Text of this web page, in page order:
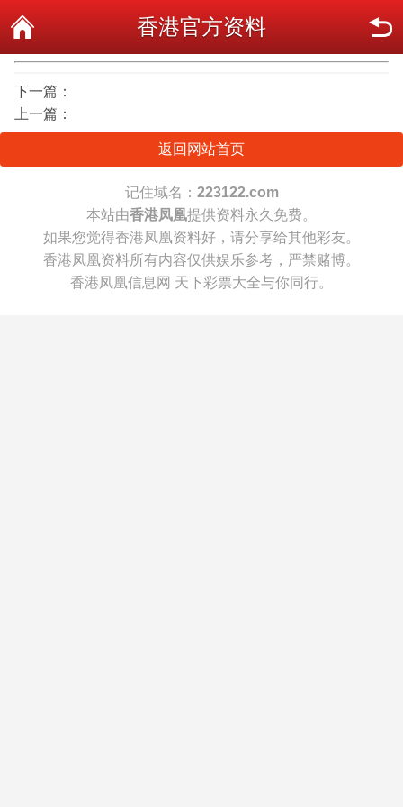
香港官方资料
下一篇：
上一篇：
返回网站首页
记住域名： 223122.com
本站由香港凤凰提供资料永久免费。
如果您觉得香港凤凰资料好，请分享给其他彩友。
香港凤凰资料所有内容仅供娱乐参考，严禁赌博。
香港凤凰信息网 天下彩票大全与你同行。